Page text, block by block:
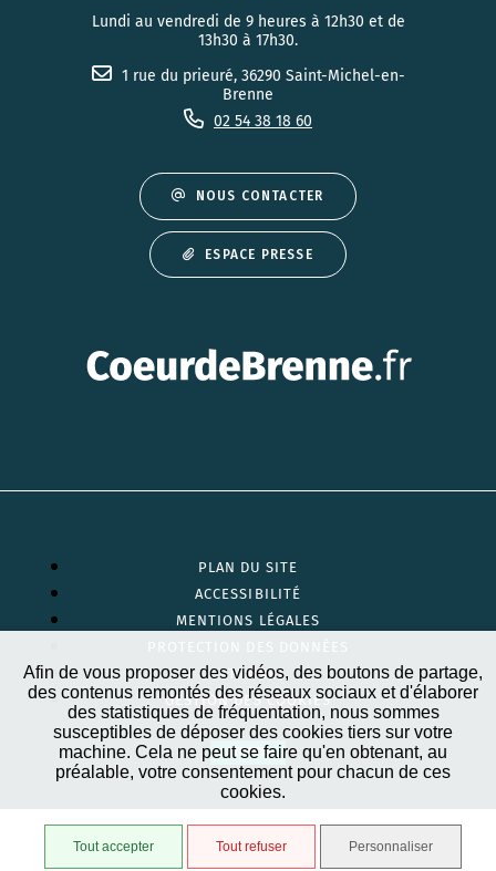
Afin de vous proposer des vidéos, des boutons de partage,
des contenus remontés des réseaux sociaux et d'élaborer
des statistiques de fréquentation, nous sommes
susceptibles de déposer des cookies tiers sur votre
machine. Cela ne peut se faire qu'en obtenant, au
préalable, votre consentement pour chacun de ces
cookies.
Tout accepter Tout refuser Personnaliser
Lundi au vendredi de 9 heures à 12h30 et de
13h30 à 17h30.
1 rue du prieuré, 36290 Saint-Michel-en-
Brenne
02 54 38 18 60
NOUS CONTACTER
ESPACE PRESSE
PLAN DU SITE
ACCESSIBILITÉ
MENTIONS LÉGALES
EXTRANET
GESTION DES COOKIES
STRATIS